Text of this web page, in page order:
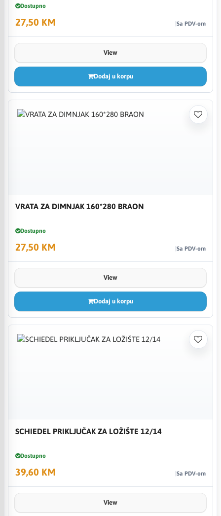
Dostupno
27,50 KM Sa PDV-om
View
Dodaj u korpu
VRATA ZA DIMNJAK 160*280 BRAON
Dostupno
27,50 KM Sa PDV-om
View
Dodaj u korpu
SCHIEDEL PRIKLJUČAK ZA LOŽIŠTE 12/14
Dostupno
39,60 KM Sa PDV-om
View